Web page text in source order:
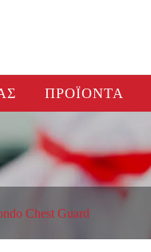
ΠΡΟΪΌΝΤΑ
Chest Guard